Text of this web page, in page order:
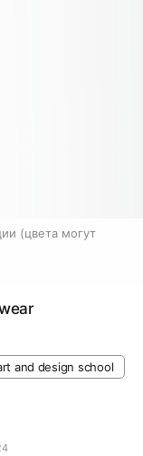
(цвета могут
and design school